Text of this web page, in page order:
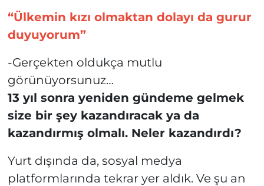
“Ülkemin kızı olmaktan dolayı da gurur
duyuyorum”
-Gerçekten oldukça mutlu
görünüyorsunuz…
13 yıl sonra yeniden gündeme gelmek
size bir şey kazandıracak ya da
kazandırmış olmalı. Neler kazandırdı?
Yurt dışında da, sosyal medya
platformlarında tekrar yer aldık. Ve şu an